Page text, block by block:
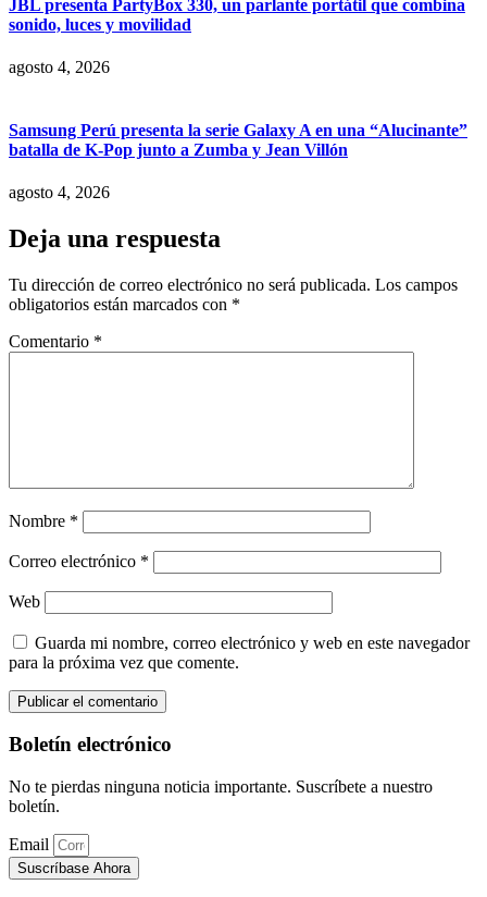
JBL presenta PartyBox 330, un parlante portátil que combina
sonido, luces y movilidad
agosto 4, 2026
Samsung Perú presenta la serie Galaxy A en una “Alucinante”
batalla de K-Pop junto a Zumba y Jean Villón
agosto 4, 2026
Deja una respuesta
Tu dirección de correo electrónico no será publicada. Los campos
obligatorios están marcados con *
Comentario *
Nombre *
Correo electrónico *
Web
Guarda mi nombre, correo electrónico y web en este navegador
para la próxima vez que comente.
Boletín electrónico
No te pierdas ninguna noticia importante. Suscríbete a nuestro
boletín.
Email
Suscríbase Ahora